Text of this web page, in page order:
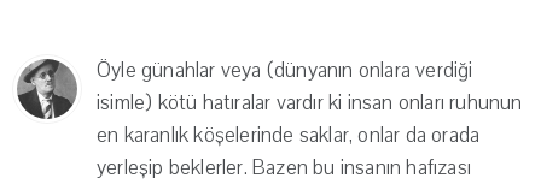
Öyle günahlar veya (dünyanın onlara verdiği
isimle) kötü hatıralar vardır ki insan onları ruhunun
en karanlık köşelerinde saklar, onlar da orada
yerleşip beklerler. Bazen bu insanın hafızası